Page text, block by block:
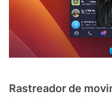
Rastreador de